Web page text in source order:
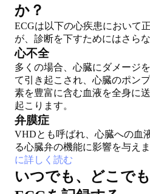
か？
ECGは以下の心疾患において
が、診断を下すためにはさら
心不全
多くの場合、心臓にダメージ
て引き起こされ、心臓のポン
素を豊富に含む血液を全身に
起こります。
弁膜症
VHDとも呼ばれ、心臓への血
る心臓弁の機能に影響を与えま
に詳しく読む
いつでも、どこで